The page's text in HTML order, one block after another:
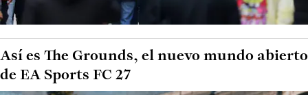
Así es The Grounds, el nuevo mundo abierto
de EA Sports FC 27